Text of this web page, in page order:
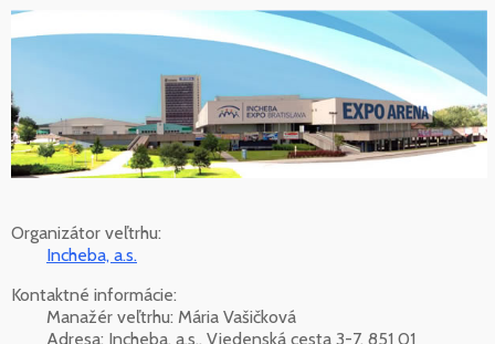
Organizátor veľtrhu:
Incheba, a.s.
Kontaktné informácie:
Manažér veľtrhu: Mária Vašičková
Adresa: Incheba, a.s., Viedenská cesta 3-7, 851 01